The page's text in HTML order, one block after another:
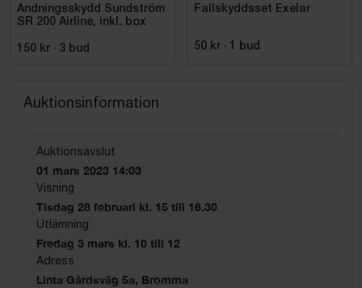
Andningsskydd Sundström
SR 200 Airline, inkl. box
150 kr · 3 bud
Fallskyddsset Exelar
50 kr · 1 bud
Auktionsinformation
Auktionsavslut
01 mars 2023 14:03
Visning
Tisdag 28 februari kl. 15 till 16.30
Utlämning
Fredag 3 mars kl. 10 till 12
Adress
Linta Gårdsväg 5a, Bromma